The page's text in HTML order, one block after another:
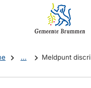
Mijn
Brummen
(Verwijst
naar
externe
... Meldpunt